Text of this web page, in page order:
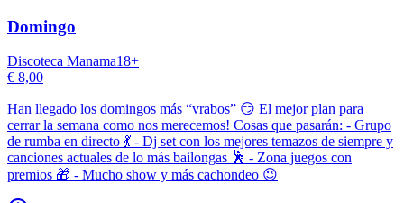
Domingo
Discoteca Manama18+
€ 8,00
Han llegado los domingos más “vrabos” 😏 El mejor plan para
cerrar la semana como nos merecemos! Cosas que pasarán: - Grupo
de rumba en directo 💃 - Dj set con los mejores temazos de siempre y
canciones actuales de lo más bailongas 🕺 - Zona juegos con
premios 🎁 - Mucho show y más cachondeo 😉